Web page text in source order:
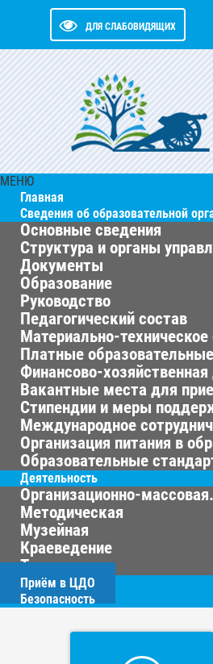
ДЛЯ СЛАБОВИДЯЩИХ
МЕНЮ
Главная
Сведения об образовательной
Основные сведения
Структура и органы
Документы
Образование
Руководство
Педагогический состав
Материально-
Платные
Финансово-
Вакантные места для
Стипендии и меры
Международное
Организация питания в
Образовательные
Деятельность
Организационно-
Методическая
Музейная
Краеведение
Туризм
Приём в ЦДО
Безопасность